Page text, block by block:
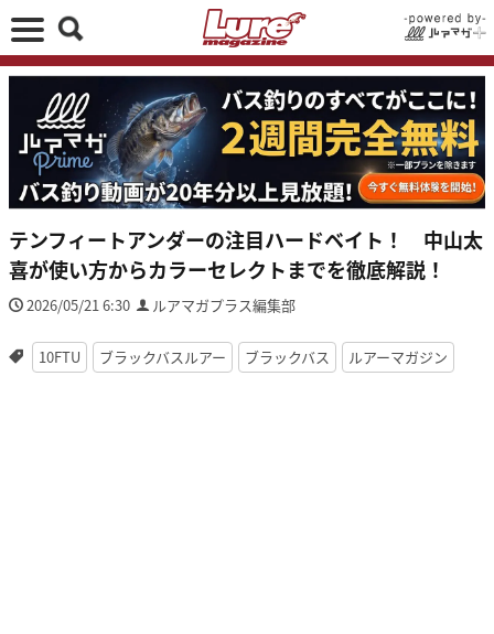
テンフィートアンダーの注目ハードベイト！ 中山太
喜が使い方からカラーセレクトまでを徹底解説！
2026/05/21 6:30 ルアマガプラス編集部
10FTU ブラックバスルアー ブラックバス ルアーマガジン